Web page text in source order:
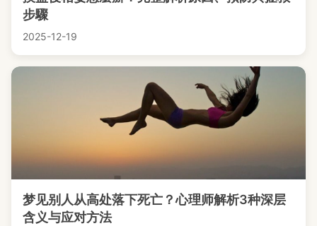
步驟
2025-12-19
梦见别人从高处落下死亡？心理师解析3种深层
含义与应对方法